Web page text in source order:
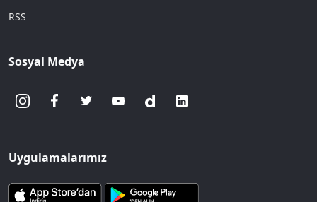
RSS
Sosyal Medya
Uygulamalarımız